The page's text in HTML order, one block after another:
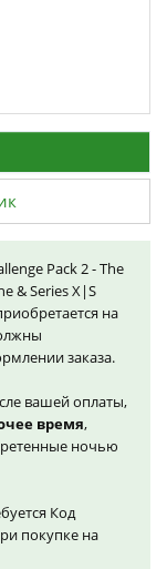
Pack 2 - The
& Series X|S
на
заказа.
вашей оплаты,
время,
ночью
Код
покупке на